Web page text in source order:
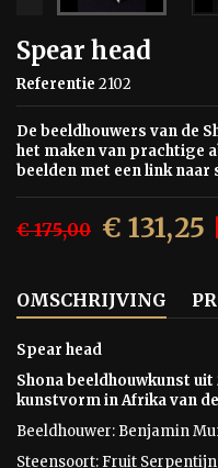
Spear head
Referentie 2102
De beeldhouwers van de
het maken van prachtige
beelden met een link
€ 175,00 € 131,25
OMSCHRIJVING
Spear head
Shona beeldhouwkunst
kunstvorm in Afrika van de
Beeldhouwer: Benjamin
Steensoort: Fruit Serpentijn